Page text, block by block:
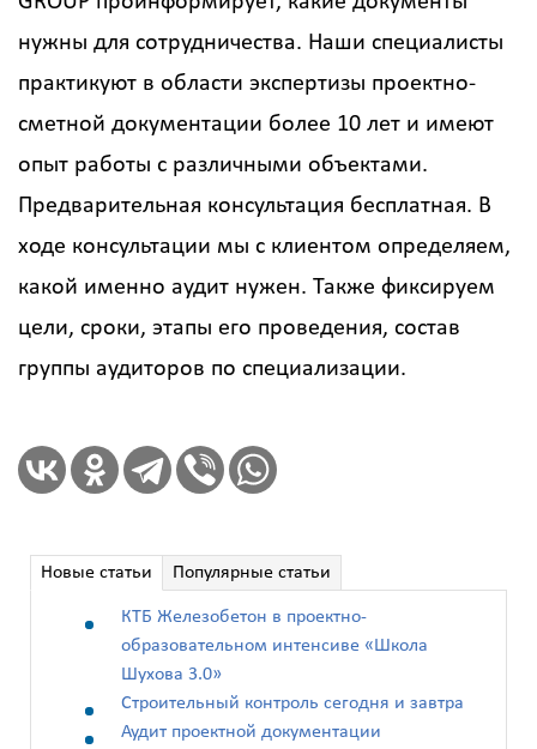
нужны для сотрудничества. Наши специалисты
практикуют в области экспертизы проектно-
сметной документации более 10 лет и имеют
опыт работы с различными объектами.
Предварительная консультация бесплатная. В
ходе консультации мы с клиентом определяем,
какой именно аудит нужен. Также фиксируем
цели, сроки, этапы его проведения, состав
группы аудиторов по специализации.
Новые статьи Популярные статьи
КТБ Железобетон в проектно-
образовательном интенсиве «Школа
Шухова 3.0»
Строительный контроль сегодня и завтра
Аудит проектной документации
Калькулятор
расчёта
стоимости
работ
?
Назначение
здания